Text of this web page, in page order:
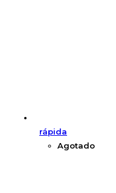
rápida
Agotado